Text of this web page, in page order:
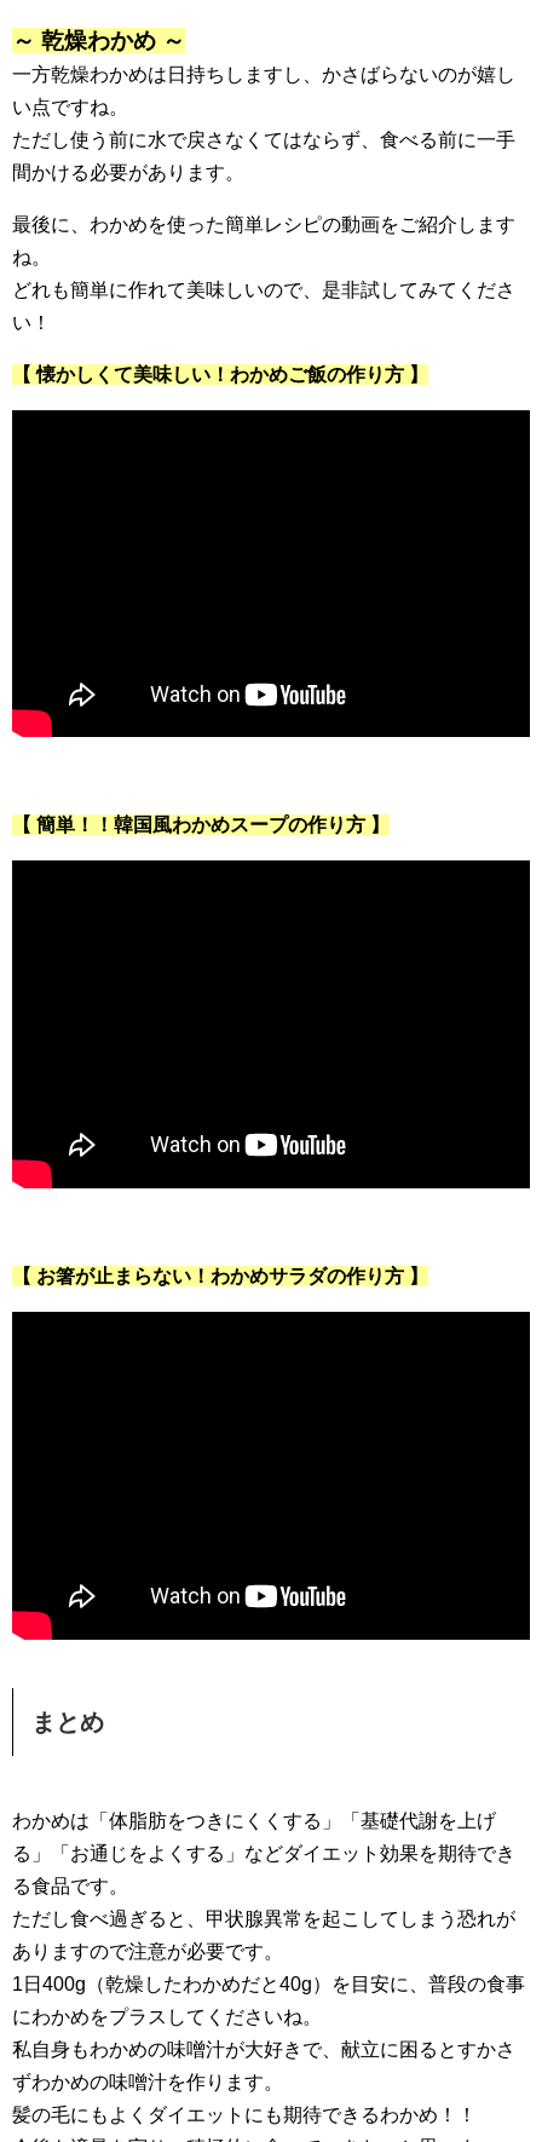
～ 乾燥わかめ ～
一方乾燥わかめは日持ちしますし、かさばらないのが嬉し
い点ですね。
ただし使う前に水で戻さなくてはならず、食べる前に一手
間かける必要があります。
最後に、わかめを使った簡単レシピの動画をご紹介します
ね。
どれも簡単に作れて美味しいので、是非試してみてくださ
い！
【 懐かしくて美味しい！わかめご飯の作り方 】
【 簡単！！韓国風わかめスープの作り方 】
【 お箸が止まらない！わかめサラダの作り方 】
まとめ
わかめは「体脂肪をつきにくくする」「基礎代謝を上げ
る」「お通じをよくする」などダイエット効果を期待でき
る食品です。
ただし食べ過ぎると、甲状腺異常を起こしてしまう恐れが
ありますので注意が必要です。
1日400g（乾燥したわかめだと40g）を目安に、普段の食事
にわかめをプラスしてくださいね。
私自身もわかめの味噌汁が大好きで、献立に困るとすかさ
ずわかめの味噌汁を作ります。
髪の毛にもよくダイエットにも期待できるわかめ！！